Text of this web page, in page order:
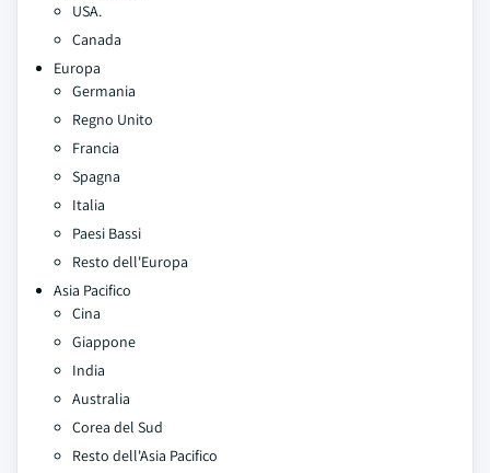
USA.
Canada
Europa
Germania
Regno Unito
Francia
Spagna
Italia
Paesi Bassi
Resto dell'Europa
Asia Pacifico
Cina
Giappone
India
Australia
Corea del Sud
Resto dell'Asia Pacifico